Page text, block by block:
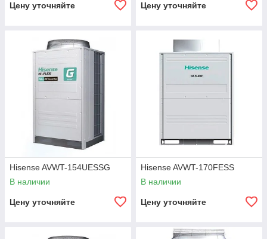
Цену уточняйте Цену уточняйте
Hisense AVWT-154UESSG
В наличии
Цену уточняйте
Hisense AVWT-170FESS
В наличии
Цену уточняйте